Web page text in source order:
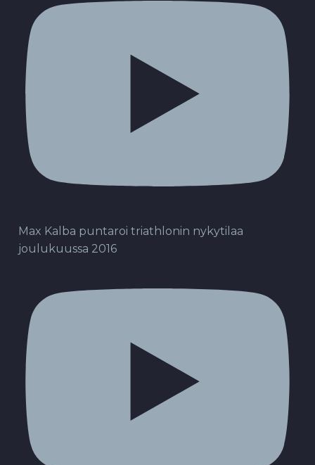
Max Kalba puntaroi triathlonin nykytilaa
joulukuussa 2016